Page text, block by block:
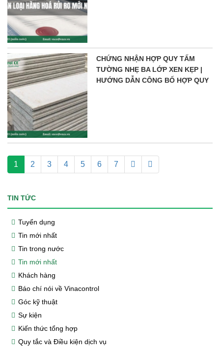
CHỨNG NHẬN HỢP QUY TẤM
TƯỜNG NHẸ BA LỚP XEN KẸP |
HƯỚNG DẪN CÔNG BỐ HỢP QUY
1 2 3 4 5 6 7
TIN TỨC
Tuyển dụng
Tin mới nhất
Tin trong nước
Tin mới nhất
Khách hàng
Báo chí nói về Vinacontrol
Góc kỹ thuật
Sự kiện
Kiến thức tổng hợp
Quy tắc và Điều kiện dịch vụ